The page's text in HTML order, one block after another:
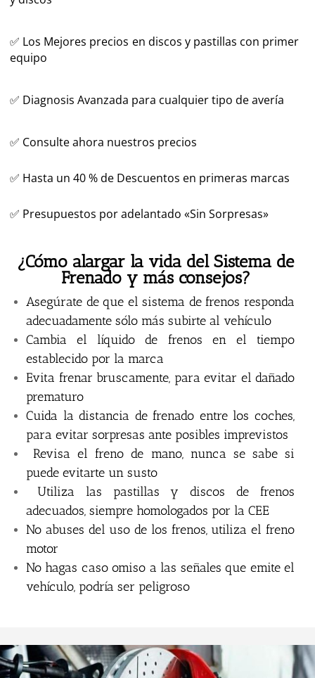
✅ Los Mejores precios en discos y pastillas con primer
equipo
✅ Diagnosis Avanzada para cualquier tipo de avería
✅ Consulte ahora nuestros precios
✅ Hasta un 40 % de Descuentos en primeras marcas
✅ Presupuestos por adelantado «Sin Sorpresas»
¿Cómo alargar la vida del Sistema de
Frenado y más consejos?
Asegúrate de que el sistema de frenos responda
adecuadamente sólo más subirte al vehículo
Cambia el líquido de frenos en el tiempo
establecido por la marca
Evita frenar bruscamente, para evitar el dañado
prematuro
Cuida la distancia de frenado entre los coches,
para evitar sorpresas ante posibles imprevistos
Revisa el freno de mano, nunca se sabe si
puede evitarte un susto
Utiliza las pastillas y discos de frenos
adecuados, siempre homologados por la CEE
No abuses del uso de los frenos, utiliza el freno
motor
No hagas caso omiso a las señales que emite el
vehículo, podría ser peligroso